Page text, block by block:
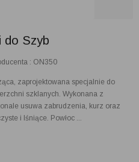
do Szyb
: ON350
zaprojektowana specjalnie do
szklanych. Wykonana z
usuwa zabrudzenia, kurz oraz
i lśniące. Powłoc ...